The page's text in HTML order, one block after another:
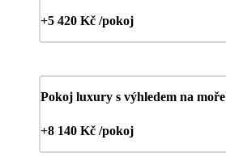
+5 420 Kč /pokoj
Pokoj luxury s výhledem na moře
+8 140 Kč /pokoj